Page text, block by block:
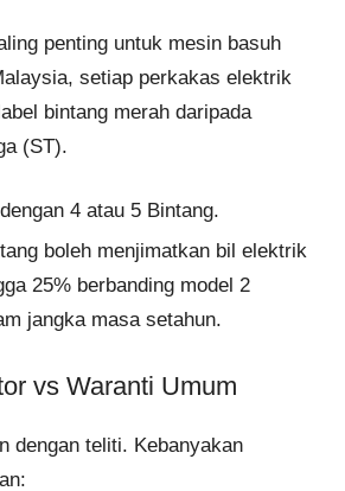
penting untuk mesin basuh
setiap perkakas elektrik
bintang merah daripada
(ST).
4 atau 5 Bintang.
boleh menjimatkan bil elektrik
25% berbanding model 2
jangka masa setahun.
vs Waranti Umum
dengan teliti. Kebanyakan